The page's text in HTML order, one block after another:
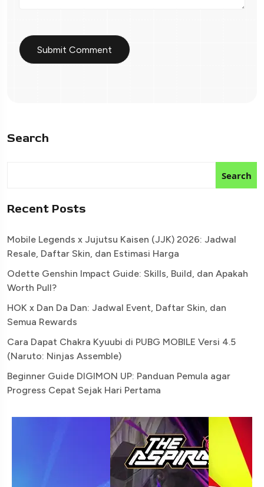
Search
Search
Recent Posts
Mobile Legends x Jujutsu Kaisen (JJK) 2026: Jadwal
Resale, Daftar Skin, dan Estimasi Harga
Odette Genshin Impact Guide: Skills, Build, dan Apakah
Worth Pull?
HOK x Dan Da Dan: Jadwal Event, Daftar Skin, dan
Semua Rewards
Cara Dapat Chakra Kyuubi di PUBG MOBILE Versi 4.5
(Naruto: Ninjas Assemble)
Beginner Guide DIGIMON UP: Panduan Pemula agar
Progress Cepat Sejak Hari Pertama